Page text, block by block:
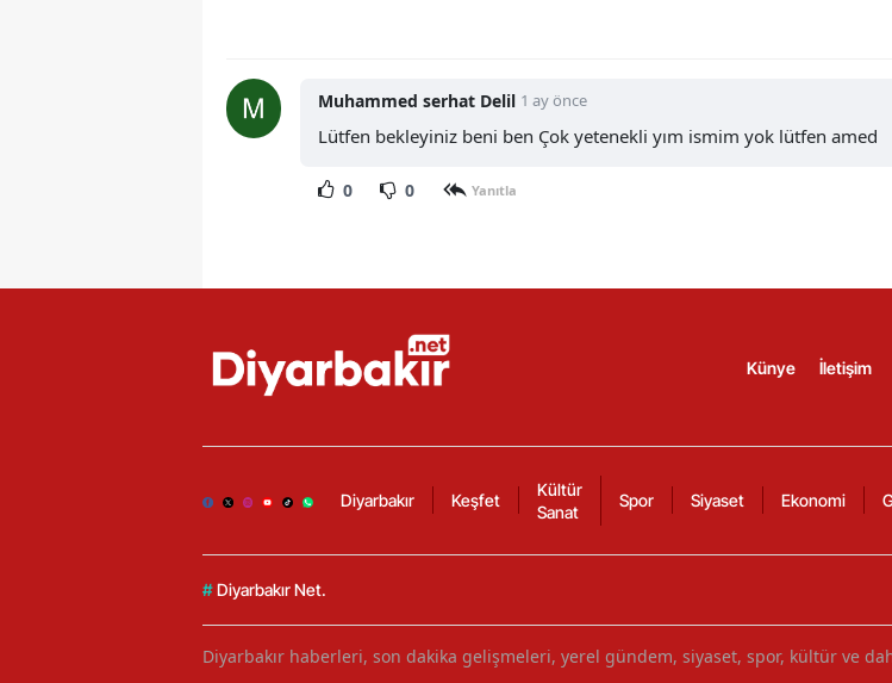
Muhammed serhat Delil 1 ay önce
Lütfen bekleyiniz beni ben Çok yetenekli yım ismim yok lütfen amed
0 0 Yanıtla
Künye İletişim
Diyarbakır Keşfet
Kültür
Sanat
Spor Siyaset Ekonomi
# Diyarbakır Net.
Diyarbakır haberleri, son dakika gelişmeleri, yerel gündem, siyaset, spor, kültür ve